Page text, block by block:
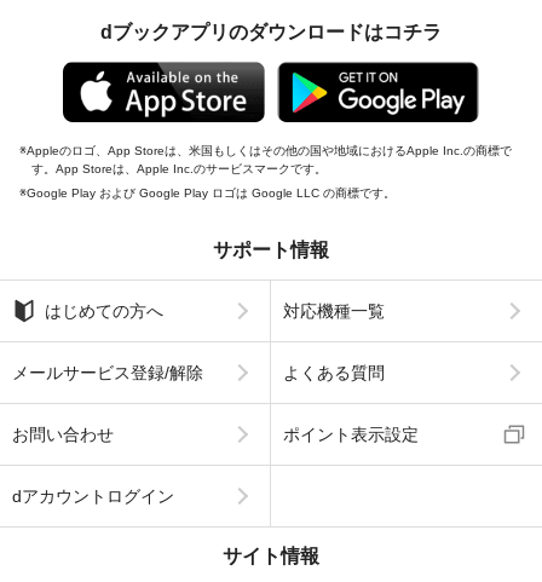
dブックアプリのダウンロードはコチラ
Appleのロゴ、App Storeは、米国もしくはその他の国や地域におけるApple Inc.の商標で
す。App Storeは、Apple Inc.のサービスマークです。
Google Play および Google Play ロゴは Google LLC の商標です。
サポート情報
はじめての方へ 対応機種一覧
メールサービス登録/解除 よくある質問
お問い合わせ ポイント表示設定
dアカウントログイン
サイト情報